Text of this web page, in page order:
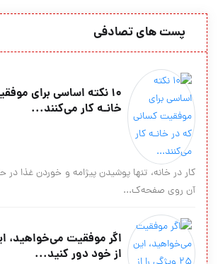
پست های تصادفی
۱۰ نکته اساسی برای
خانـه کار می‌کنند...
کار در خانه، تنها پوشیدن پیژامه و خوردن غذا در
آن روی صفحه‌ک...
از خود دور کنید...